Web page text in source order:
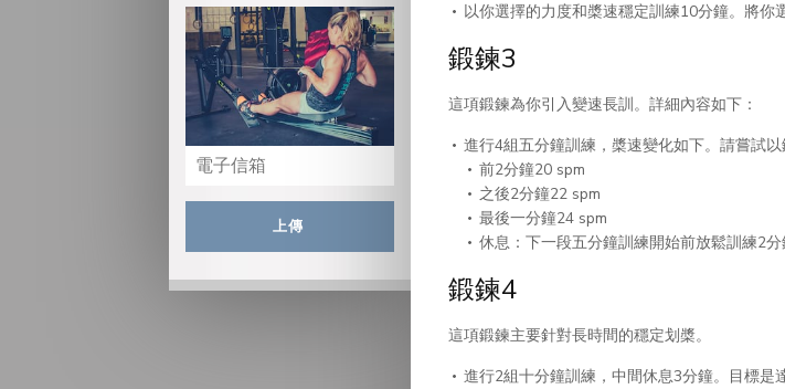
上傳
以你選擇的力度和槳速穩定訓練10分鐘。將你
鍛鍊3
這項鍛鍊為你引入變速長訓。詳細內容如下：
進行4組五分鐘訓練，槳速變化如下。請嘗試
前2分鐘20 spm
之後2分鐘22 spm
最後一分鐘24 spm
休息：下一段五分鐘訓練開始前放鬆訓練2分
鍛鍊4
這項鍛鍊主要針對長時間的穩定划槳。
進行2組十分鐘訓練，中間休息3分鐘。目標是